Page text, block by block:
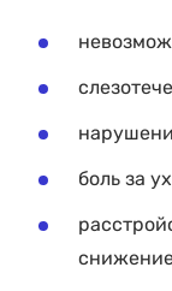
боль за